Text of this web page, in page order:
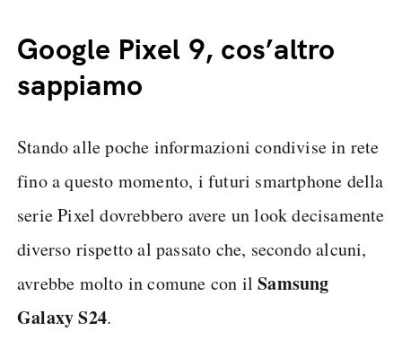
Google Pixel 9, cos’altro
sappiamo
Stando alle poche informazioni condivise in rete
fino a questo momento, i futuri smartphone della
serie Pixel dovrebbero avere un look decisamente
diverso rispetto al passato che, secondo alcuni,
avrebbe molto in comune con ilSamsung
Galaxy S24.